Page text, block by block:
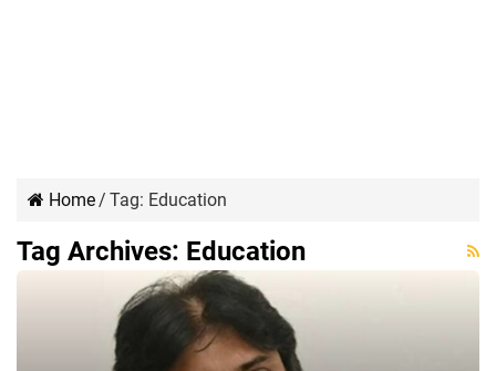
Home/ Tag: Education
Tag Archives: Education